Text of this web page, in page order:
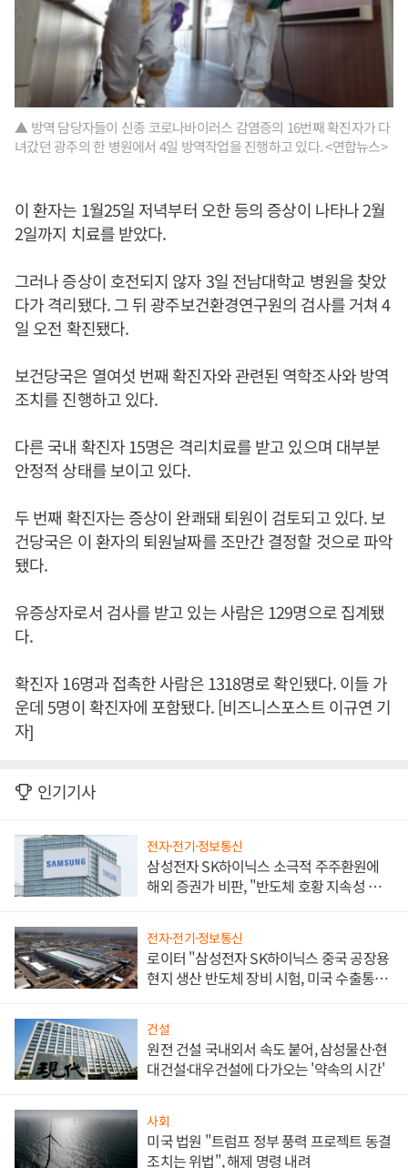
▲ 방역 담당자들이 신종 코로나바이러스 감염증의 16번째 확진자가 다
녀갔던 광주의 한 병원에서 4일 방역작업을 진행하고 있다. <연합뉴스>
이 환자는 1월25일 저녁부터 오한 등의 증상이 나타나 2월
2일까지 치료를 받았다.
그러나 증상이 호전되지 않자 3일 전남대학교 병원을 찾았
다가 격리됐다. 그 뒤 광주보건환경연구원의 검사를 거쳐 4
일 오전 확진됐다.
보건당국은 열여섯 번째 확진자와 관련된 역학조사와 방역
조치를 진행하고 있다.
다른 국내 확진자 15명은 격리치료를 받고 있으며 대부분
안정적 상태를 보이고 있다.
두 번째 확진자는 증상이 완쾌돼 퇴원이 검토되고 있다. 보
건당국은 이 환자의 퇴원날짜를 조만간 결정할 것으로 파악
됐다.
유증상자로서 검사를 받고 있는 사람은 129명으로 집계됐
다.
확진자 16명과 접촉한 사람은 1318명로 확인됐다. 이들 가
운데 5명이 확진자에 포함됐다. [비즈니스포스트 이규연 기
자]
인기기사
전자·전기·정보통신
삼성전자 SK하이닉스 소극적 주주환원에
해외 증권가 비판, "반도체 호황 지속성 의
전자·전기·정보통신
로이터 "삼성전자 SK하이닉스 중국 공장용
현지 생산 반도체 장비 시험, 미국 수출통제
건설
원전 건설 국내외서 속도 붙어, 삼성물산·현
대건설·대우건설에 다가오는 '약속의 시간'
사회
미국 법원 "트럼프 정부 풍력 프로젝트 동결
조치는 위법", 해제 명령 내려